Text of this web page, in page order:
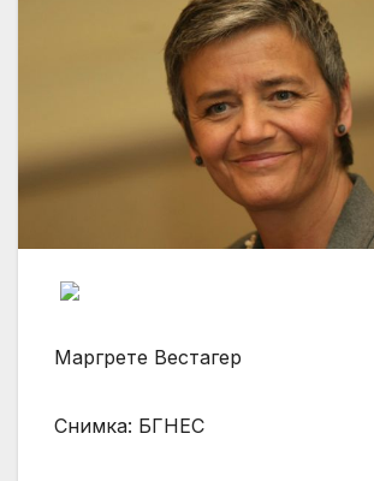
Маргрете Вестагер
Снимка: БГНЕС